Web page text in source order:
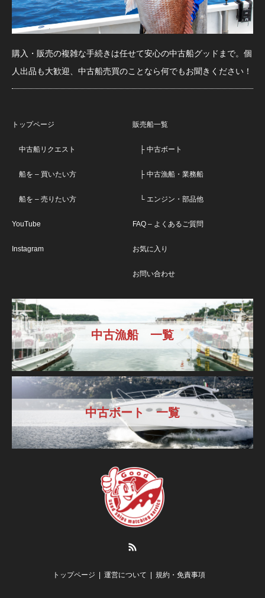
購入・販売の複雑な手続きは任せて安心の中古船グッドまで。個
人出品も大歓迎、中古船売買のことなら何でもお聞きください！
トップページ
中古船リクエスト
船を – 買いたい方
船を – 売りたい方
YouTube
Instagram
販売船一覧
├ 中古ボート
├ 中古漁船・業務船
└ エンジン・部品他
FAQ – よくあるご質問
お気に入り
お問い合わせ
中古漁船 一覧
中古ボート 一覧
トップページ 運営について 規約・免責事項